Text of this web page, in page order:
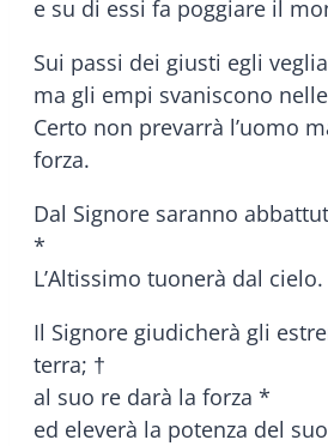
e su di essi fa poggiare il
Sui passi dei giusti egli
ma gli empi svaniscono
Certo non prevarrà l’uomo
forza.
Dal Signore saranno
*
L’Altissimo tuonerà dal cielo.
Il Signore giudicherà gli
terra; †
al suo re darà la forza *
ed eleverà la potenza del